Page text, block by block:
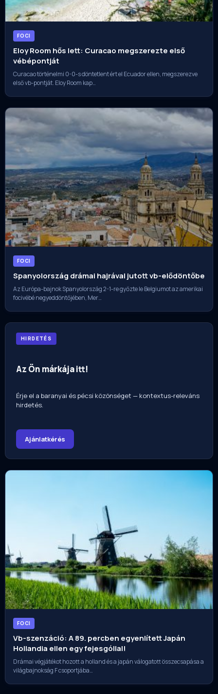
FOCI
Eloy Room hős lett: Curacao megszerezte első
vébépontját
Curacao történelmi 0-0-s döntetlent ért el Ecuador ellen, megszerezve
első vb-pontját. Eloy Room kap…
FOCI
Spanyolország drámai hajrával jutott vb-elődöntőbe
Az Európa-bajnok Spanyolország 2-1-re győzte le Belgiumot az amerikai
focivébé negyeddöntőjében, Mer…
HIRDETÉS
Az Ön márkája itt!
Érje el a baranyai és pécsi közönséget — kontextus-releváns
hirdetés.
Ajánlatkérés
FOCI
Vb-szenzáció: A 89. percben egyenlített Japán
Hollandia ellen egy fejesgóllal!
Drámai végjátékot hozott a holland és a japán válogatott összecsapása a
világbajnokság F csoportjába…